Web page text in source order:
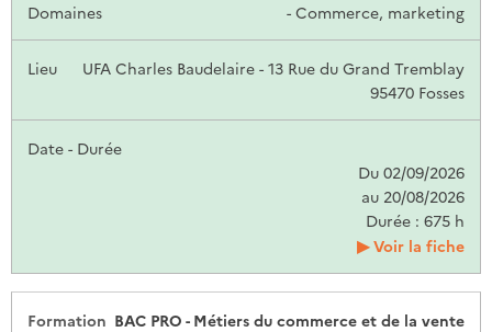
- Commerce, marketing
UFA Charles Baudelaire - 13 Rue du Grand Tremblay
95470 Fosses
Du 02/09/2026
au 20/08/2026
Durée : 675 h
Voir la fiche
BAC PRO - Métiers du commerce et de la vente